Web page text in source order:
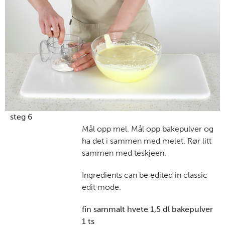
steg 6
Mål opp mel. Mål opp bakepulver og
ha det i sammen med melet. Rør litt
sammen med teskjeen.
Ingredients can be edited in classic
edit mode.
fin sammalt hvete 1,5 dl bakepulver
1 ts